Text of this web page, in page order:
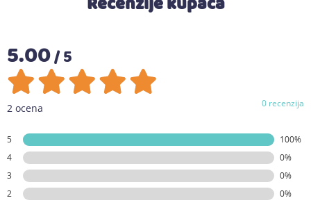
5.00/ 5
2 ocena 0 recenzija
5
100%
4
0%
3
0%
2
0%